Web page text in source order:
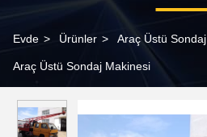
Evde > Ürünler > Araç Üstü Sondaj
Araç Üstü Sondaj Makinesi